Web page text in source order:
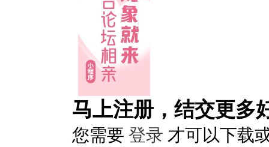
马上注册，结交更多
您需要 登录 才可以下载